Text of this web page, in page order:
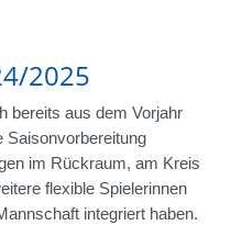
2025
bereits aus dem Vorjahr
Saisonvorbereitung
im Rückraum, am Kreis
flexible Spielerinnen
integriert haben.